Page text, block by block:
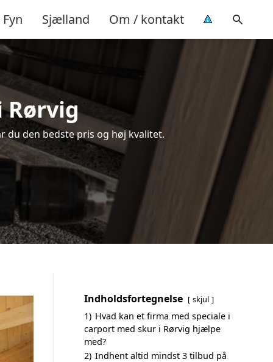
Fyn Sjælland Om / kontakt
Rørvig
du den bedste pris og høj kvalitet.
Indholdsfortegnelse skjul
1) Hvad kan et firma med speciale i
carport med skur i Rørvig hjælpe
med?
2) Indhent altid mindst 3 tilbud på